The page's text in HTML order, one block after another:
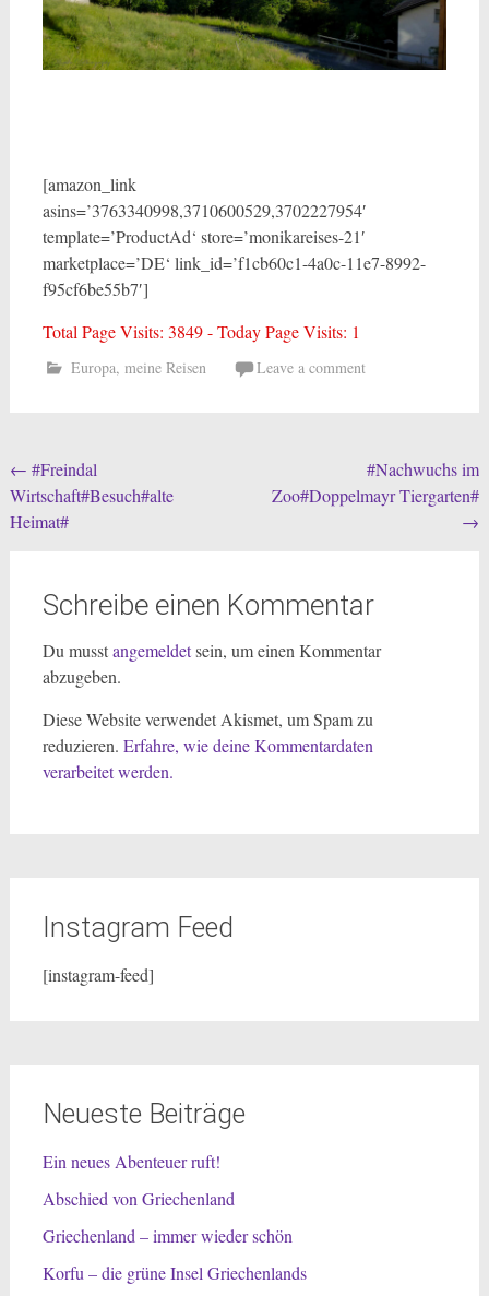
[amazon_link
asins=’3763340998,3710600529,3702227954′
template=’ProductAd‘ store=’monikareises-21′
marketplace=’DE‘ link_id=’f1cb60c1-4a0c-11e7-8992-
f95cf6be55b7′]
Total Page Visits: 3849 - Today Page Visits: 1
Europa, meine Reisen Leave a comment
Post
navigation
← #Freindal
Wirtschaft#Besuch#alte
Heimat#
#Nachwuchs im
Zoo#Doppelmayr Tiergarten#
→
Schreibe einen Kommentar
Du musstangemeldetsein, um einen Kommentar
abzugeben.
Diese Website verwendet Akismet, um Spam zu
reduzieren. Erfahre, wie deine Kommentardaten
verarbeitet werden.
Instagram Feed
[instagram-feed]
Neueste Beiträge
Ein neues Abenteuer ruft!
Abschied von Griechenland
Griechenland – immer wieder schön
Korfu – die grüne Insel Griechenlands